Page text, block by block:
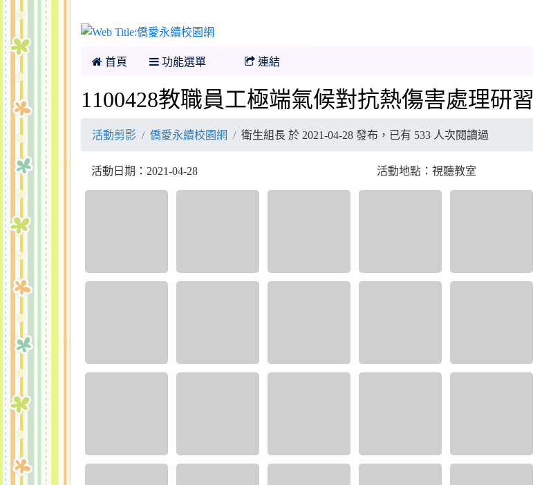
首頁 功能選單 連結
1100428教職員工極端氣候對抗熱傷害處理研習
活動剪影 僑愛永續校園網 衛生組長 於 2021-04-28 發布，已有 533 人次閱讀過
活動日期：2021-04-28 活動地點：視聽教室